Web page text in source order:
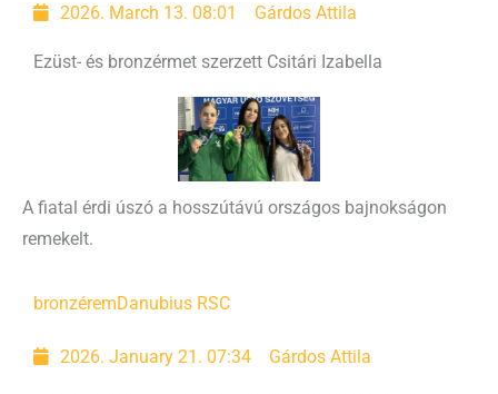
2026. March 13. 08:01 Gárdos Attila
Ezüst- és bronzérmet szerzett Csitári Izabella
A fiatal érdi úszó a hosszútávú országos bajnokságon
remekelt.
bronzéremDanubius RSC
2026. January 21. 07:34 Gárdos Attila